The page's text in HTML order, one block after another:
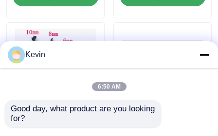
Treten Sie mit uns in Verbindung
Nachrichten
Fordern Sie ein Zitat
Hochkohlenstoffstahl-
Kevin
6:50 AM
Good day, what product are you looking
for?